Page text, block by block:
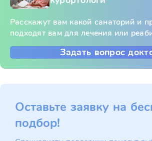
Расскажут вам какой санаторий и
подходят вам для лечения или
Задать вопрос
Оставьте заявку на
подбор!